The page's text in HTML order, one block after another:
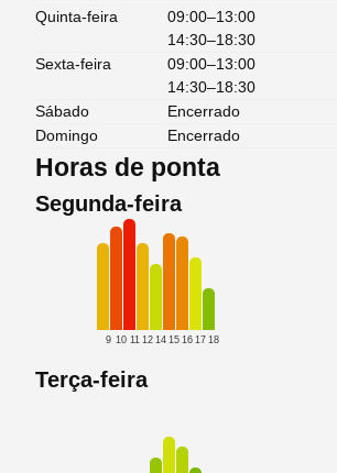
Quinta-feira
09:00–13:00
14:30–18:30
Sexta-feira
09:00–13:00
14:30–18:30
Sábado
Encerrado
Domingo
Encerrado
Horas de ponta
Segunda-feira
9 10 11 12 14 15 16 17 18
Terça-feira